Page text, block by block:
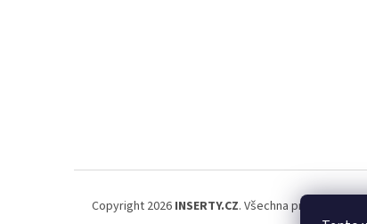
Copyright 2026 INSERTY.CZ. Všechna práva